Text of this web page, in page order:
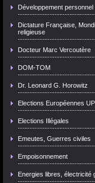
Développement personnel
Dictature Française,
religieuse
Docteur Marc Vercoutère
DOM-TOM
Dr. Leonard G. Horowitz
Elections Européennes
Elections Illégales
Emeutes, Guerres civiles
Empoisonnement
Energies libres, électricité